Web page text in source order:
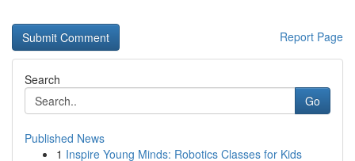
Report Page
Search
Go
Published News
1 Inspire Young Minds: Robotics Classes for Kids